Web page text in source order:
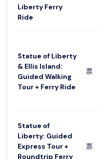
Liberty Ferry
Ride
Statue of Liberty
& Ellis Island:
Guided Walking
Tour + Ferry Ride
票
Statue of
Liberty: Guided
Express Tour +
Roundtrip Ferry
票